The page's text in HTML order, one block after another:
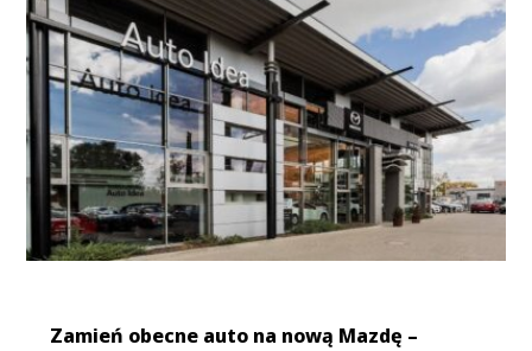
Zamień obecne auto na nową Mazdę –